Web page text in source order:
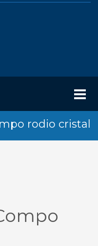
rodio cristal